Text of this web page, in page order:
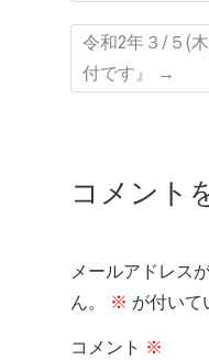
令和2年３/５(
付です』
→
コメント
メールアドレス
ん。
※ が付いて
コメント ※